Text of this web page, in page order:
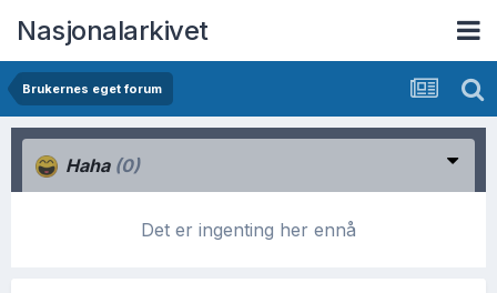
Nasjonalarkivet
Brukernes eget forum
Haha (0)
Det er ingenting her ennå